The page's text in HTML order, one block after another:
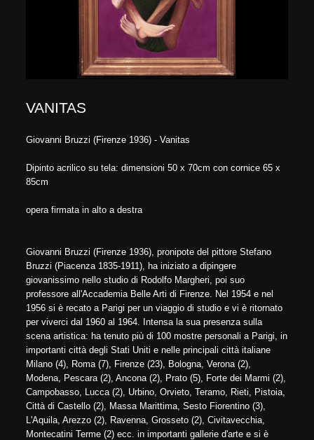
VANITAS
Giovanni Bruzzi (Firenze 1936) - Vanitas
Dipinto acrilico su tela: dimensioni 50 x 70cm con cornice 65 x
85cm
opera firmata in alto a destra
Giovanni Bruzzi (Firenze 1936), pronipote del pittore Stefano
Bruzzi (Piacenza 1835-1911), ha iniziato a dipingere
giovanissimo nello studio di Rodolfo Margheri, poi suo
professore all'Accademia Belle Arti di Firenze. Nel 1954 e nel
1956 si è recato a Parigi per un viaggio di studio e vi è ritornato
per viverci dal 1960 al 1964. Intensa la sua presenza sulla
scena artistica: ha tenuto più di 100 mostre personali a Parigi, in
importanti città degli Stati Uniti e nelle principali città italiane
Milano (4), Roma (7), Firenze (23), Bologna, Verona (2),
Modena, Pescara (2), Ancona (2), Prato (5), Forte dei Marmi (2),
Campobasso, Lucca (2), Urbino, Orvieto, Teramo, Rieti, Pistoia,
Città di Castello (2), Massa Marittima, Sesto Fiorentino (3),
L'Aquila, Arezzo (2), Ravenna, Grosseto (2), Civitavecchia,
Montecatini Terme (2) ecc. in importanti gallerie d'arte e si è